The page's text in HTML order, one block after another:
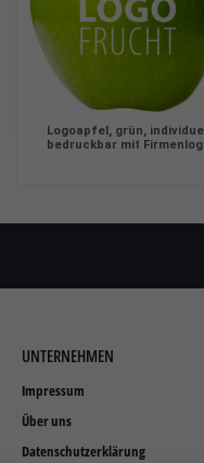
Logoapfel, grün,
bedruckbar mit
UNTERNEHMEN
Impressum
Über uns
Datenschutzerklärung